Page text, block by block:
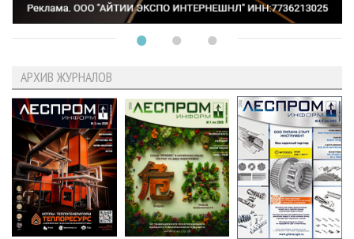
АРХИВ ЖУРНАЛОВ